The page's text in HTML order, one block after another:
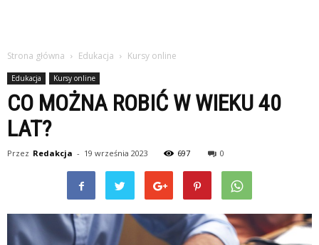
Strona główna Edukacja Kursy online
Edukacja Kursy online
CO MOŻNA ROBIĆ W WIEKU 40
LAT?
Przez Redakcja - 19 września 2023 697 0